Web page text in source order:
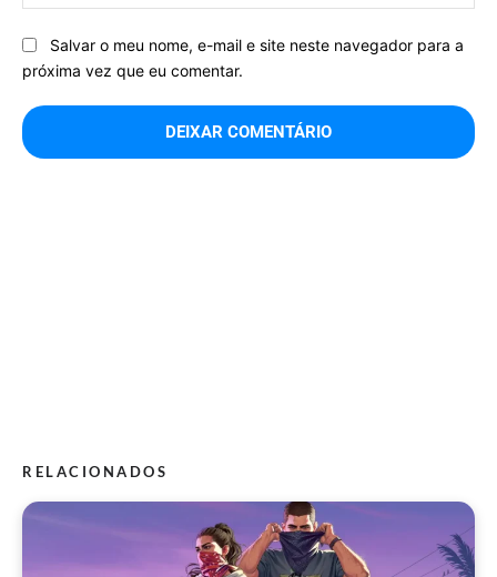
Salvar o meu nome, e-mail e site neste navegador para a
próxima vez que eu comentar.
RELACIONADOS